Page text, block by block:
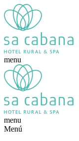
menu
menu
Menú